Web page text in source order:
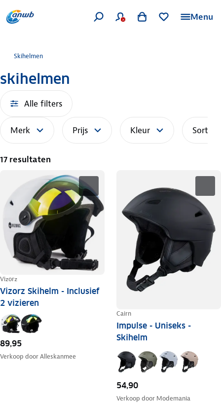
Menu
Skihelmen
skihelmen
Alle filters
Merk Prijs Kleur
17 resultaten
Vizorz
Vizorz Skihelm - Inclusief
2 vizieren
89,95
Verkoop doorAlleskanmee
Cairn
Impulse - Uniseks -
Skihelm
54,90
Verkoop door Modemania